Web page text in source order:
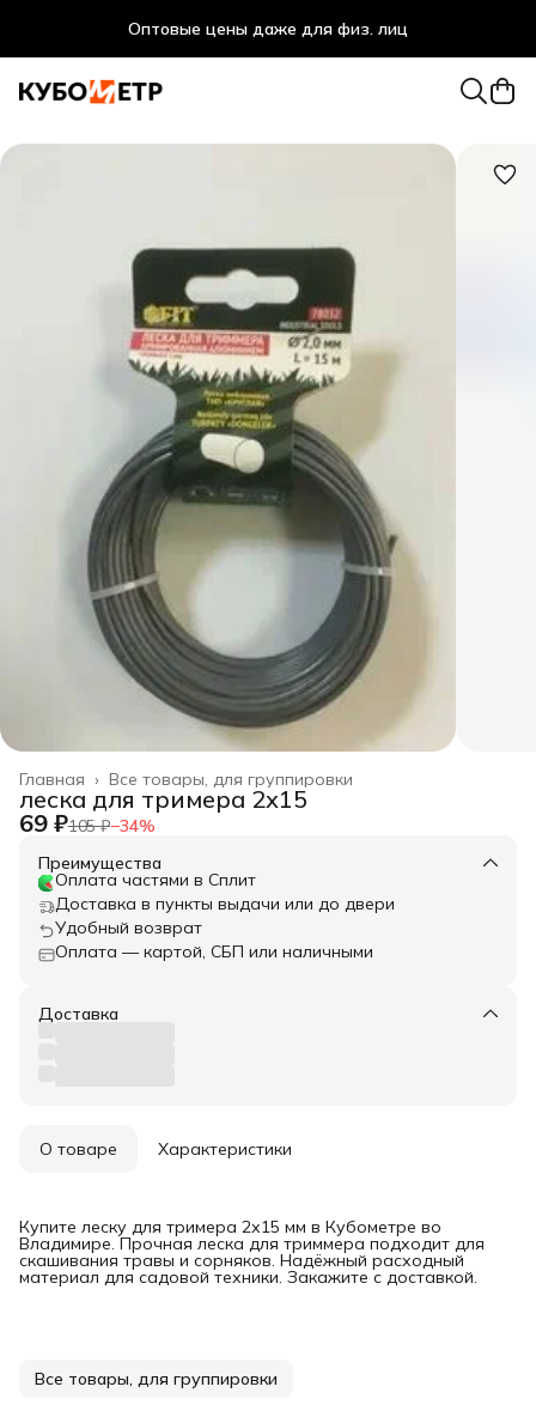
Оптовые цены даже для физ. лиц
Все товары, для группировки
Главная ›
леска для тримера 2х15
69 ₽105 ₽−34%
Преимущества
Оплата частями в Сплит
Доставка в пункты выдачи или до двери
Удобный возврат
Оплата — картой, СБП или наличными
Доставка
О товаре Характеристики
Купите леску для тримера 2х15 мм в Кубометре во
Владимире. Прочная леска для триммера подходит для
скашивания травы и сорняков. Надёжный расходный
материал для садовой техники. Закажите с доставкой.
Все товары, для группировки